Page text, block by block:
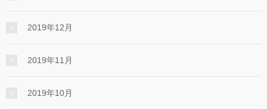
2019年12月
2019年11月
2019年10月